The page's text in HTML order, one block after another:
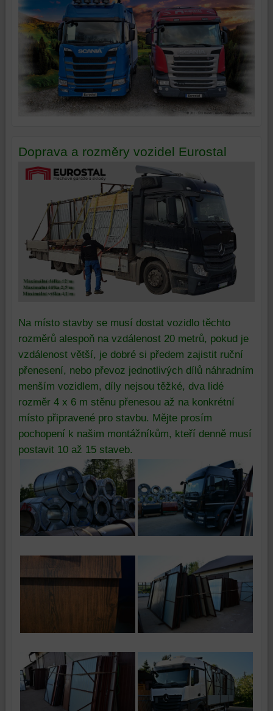
Doprava a rozměry vozidel Eurostal
Na místo stavby se musí dostat vozidlo těchto
rozměrů alespoň na vzdálenost 20 metrů, pokud je
vzdálenost větší, je dobré si předem zajistit ruční
přenesení, nebo převoz jednotlivých dílů náhradním
menším vozidlem, díly nejsou těžké, dva lidé
rozměr 4 x 6 m stěnu přenesou až na konkrétní
místo připravené pro stavbu. Mějte prosím
pochopení k našim montážníkům, kteří denně musí
postavit 10 až 15 staveb.